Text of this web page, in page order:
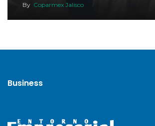
By Coparmex Jalisco
Business